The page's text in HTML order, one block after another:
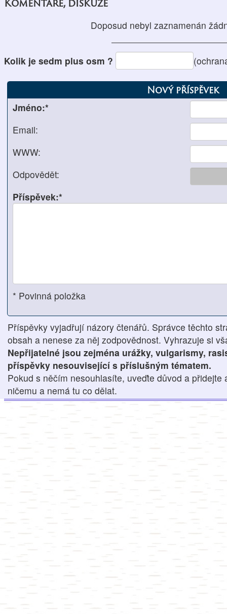
Doposud nebyl zaznamenán
Kolik je sedm plus osm ?
Nový příspěvek
Jméno:*
Email:
WWW:
Odpovědět:
Příspěvek:*
* Povinná položka
Příspěvky vyjadřují názory čtenářů. Správce těchto
obsah a nenese za něj zodpovědnost. Vyhrazuje si
Nepřijatelné jsou zejména urážky, vulgarismy,
příspěvky nesouvisející s příslušným tématem.
Pokud s něčím nesouhlasíte, uveďte důvod a přidejte
ničemu a nemá tu co dělat.